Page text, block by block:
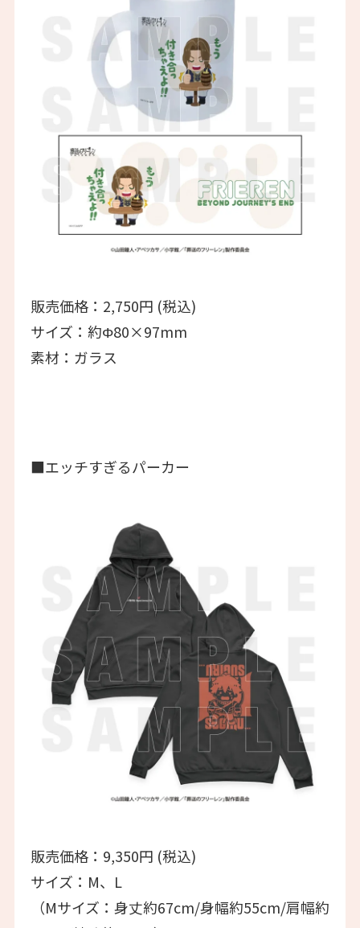
販売価格：2,750円 (税込)
サイズ：約Φ80×97mm
素材：ガラス
■エッチすぎるパーカー
販売価格：9,350円 (税込)
サイズ：M、L
（Mサイズ：身丈約67cm/身幅約55cm/肩幅約